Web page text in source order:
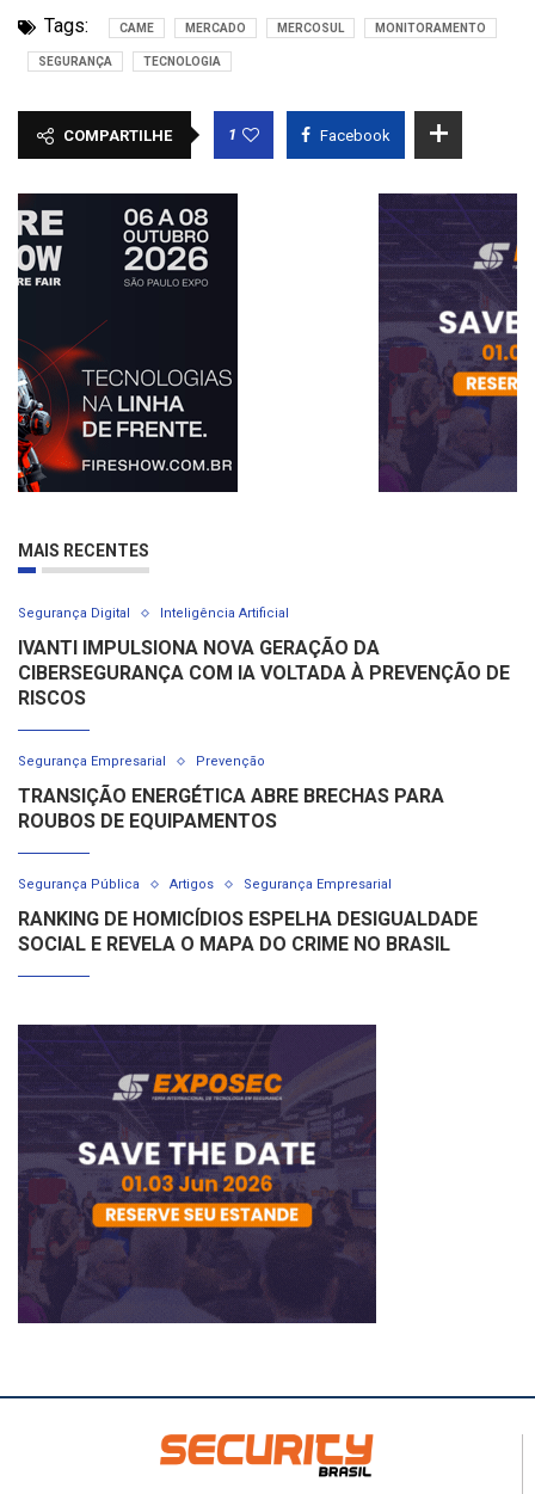
Tags: CAME MERCADO MERCOSUL MONITORAMENTO
SEGURANÇA TECNOLOGIA
COMPARTILHE 1 Facebook
MAIS RECENTES
Segurança Digital Inteligência Artificial
IVANTI IMPULSIONA NOVA GERAÇÃO DA
CIBERSEGURANÇA COM IA VOLTADA À PREVENÇÃO DE
RISCOS
Segurança Empresarial Prevenção
TRANSIÇÃO ENERGÉTICA ABRE BRECHAS PARA
ROUBOS DE EQUIPAMENTOS
Segurança Pública Artigos Segurança Empresarial
RANKING DE HOMICÍDIOS ESPELHA DESIGUALDADE
SOCIAL E REVELA O MAPA DO CRIME NO BRASIL